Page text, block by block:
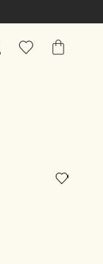
관
가